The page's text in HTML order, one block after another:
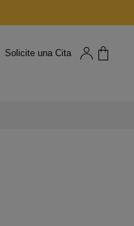
Solicite una Cita